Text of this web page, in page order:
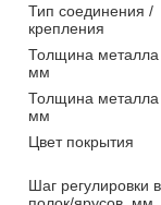
Тип соединения /
крепления
Толщина металла
мм
Толщина металла
мм
Цвет покрытия
Шаг регулировки